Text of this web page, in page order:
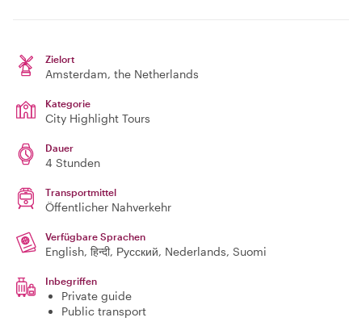
Zielort
Amsterdam, the Netherlands
Kategorie
City Highlight Tours
Dauer
4 Stunden
Transportmittel
Öffentlicher Nahverkehr
Verfügbare Sprachen
English, हिन्दी, Русский, Nederlands, Suomi
Inbegriffen
Private guide
Public transport